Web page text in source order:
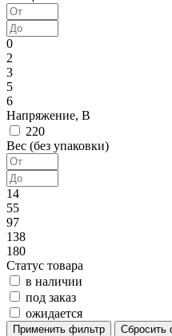
0
2
3
5
6
Напряжение, В
220
Вес (без упаковки)
14
55
97
138
180
Статус товара
в наличии
под заказ
ожидается